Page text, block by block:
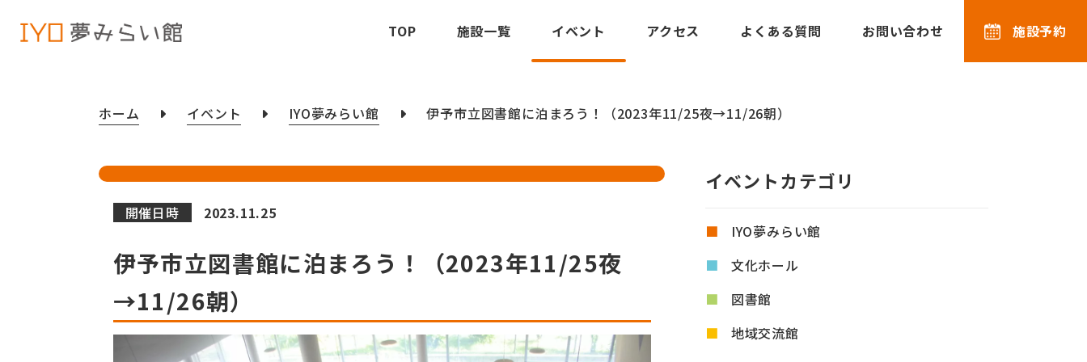
TOP 施設一覧 イベント アクセス よくある質問 お問い合わせ 施設予約
ホーム イベント IYO夢みらい館 伊予市立図書館に泊まろう！（2023年11/25夜→11/26朝）
開催日時 2023.11.25
伊予市立図書館に泊まろう！（2023年11/25夜
→11/26朝）
イベントカテゴリ
IYO夢みらい館
文化ホール
図書館
地域交流館